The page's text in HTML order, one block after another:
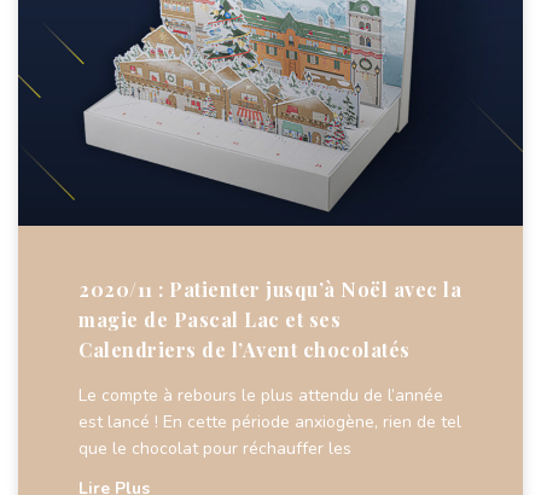
2020/11 : Patienter jusqu’à Noël avec la
magie de Pascal Lac et ses
Calendriers de l’Avent chocolatés
Le compte à rebours le plus attendu de l’année
est lancé ! En cette période anxiogène, rien de tel
que le chocolat pour réchauffer les
Lire Plus